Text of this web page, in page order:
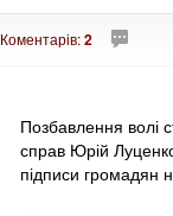
Коментарів:2
Позбавлення волі
справ Юрій
підписи громадян